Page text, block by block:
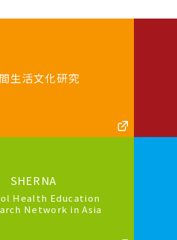
生活文化研究
SHERNA
Health Education
Network in Asia